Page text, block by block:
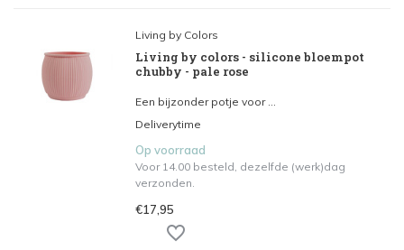
Living by Colors
Living by colors - silicone bloempot
chubby - pale rose
Een bijzonder potje voor ...
Deliverytime
Op voorraad
Voor 14.00 besteld, dezelfde (werk)dag
verzonden.
€17,95